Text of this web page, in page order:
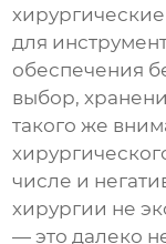
для
обеспечения
выбор,
такого же
числе и
хирургии не
— это далеко